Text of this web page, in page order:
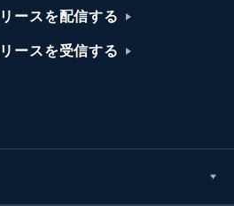
ースを配信する
ースを受信する